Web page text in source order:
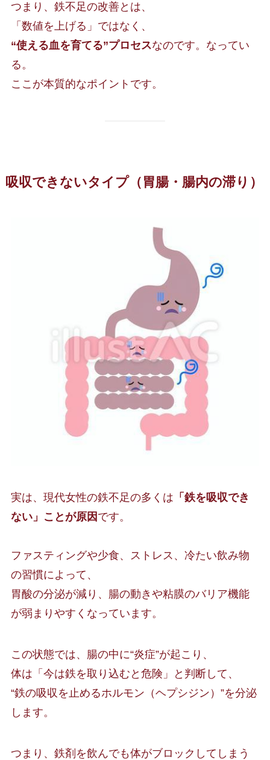
つまり、鉄不足の改善とは、
「数値を上げる」ではなく、
“使える血を育てる”プロセスなのです。なってい
る。
ここが本質的なポイントです。
吸収できないタイプ（胃腸・腸内の滞り）
実は、現代女性の鉄不足の多くは 「鉄を吸収でき
ない」ことが原因 です。
ファスティングや少食、ストレス、冷たい飲み物
の習慣によって、
胃酸の分泌が減り、腸の動きや粘膜のバリア機能
が弱まりやすくなっています。
この状態では、腸の中に“炎症”が起こり、
体は「今は鉄を取り込むと危険」と判断して、
“鉄の吸収を止めるホルモン（ヘプシジン）”を分泌
します。
つまり、鉄剤を飲んでも体がブロックしてしまう